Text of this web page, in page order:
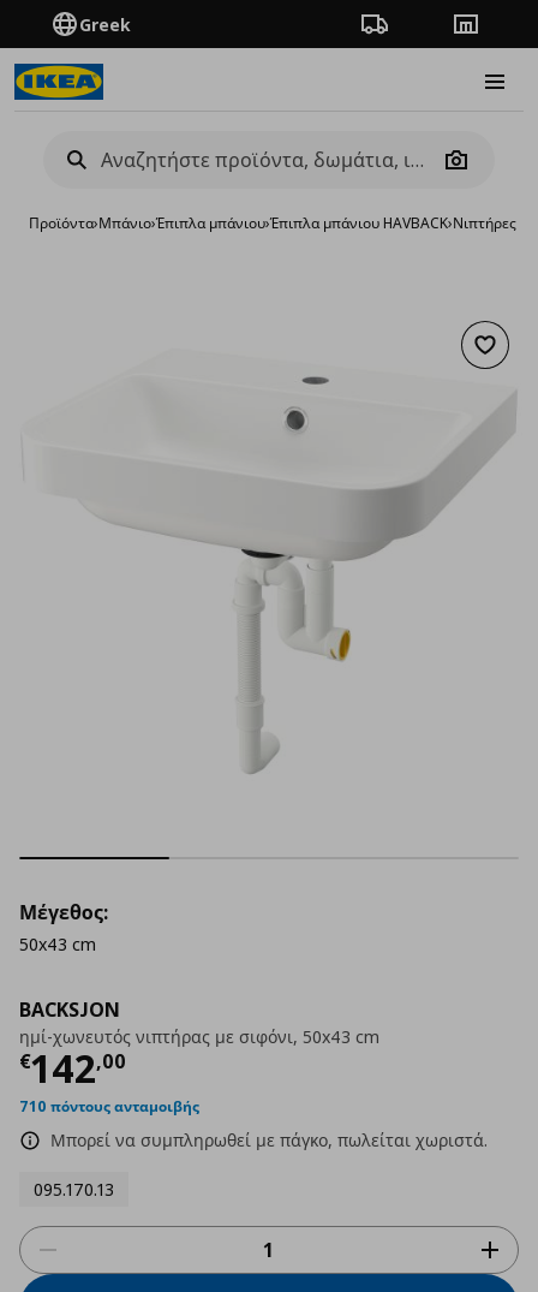
Greek Πορεία παραγγελίας
Camera
Προϊόντα›Μπάνιο›Έπιπλα μπάνιου›Έπιπλα μπάνιου HAVBACK›Νιπτήρες
BACKSJON
ημί-χωνευτός νιπτήρας με σιφόνι, 50x43 cm
€142,00
Τρέχουσα τιμή
710 πόντους ανταμοιβής
Μπορεί να συμπληρωθεί με πάγκο, πωλείται χωριστά.
095.170.13
Μέγεθος:
50x43 cm